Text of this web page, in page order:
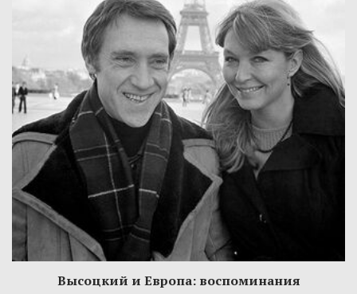
Высоцкий и Европа: воспоминания